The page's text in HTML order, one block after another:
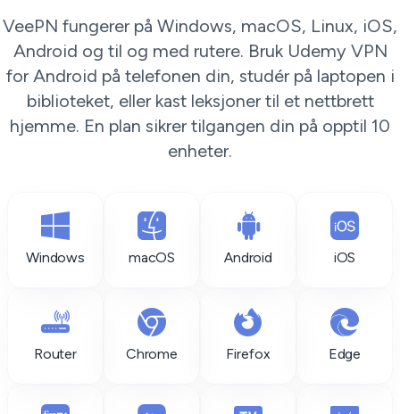
VeePN fungerer på Windows, macOS, Linux, iOS,
Android og til og med rutere. Bruk Udemy VPN
for Android på telefonen din, studér på laptopen i
biblioteket, eller kast leksjoner til et nettbrett
hjemme. En plan sikrer tilgangen din på opptil 10
enheter.
Windows macOS Android iOS
Router Chrome Firefox Edge